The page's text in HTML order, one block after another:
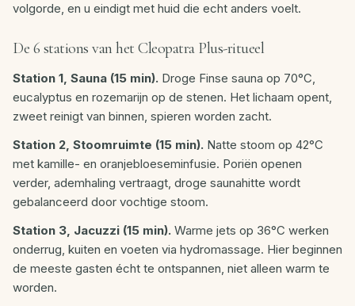
volgorde, en u eindigt met huid die echt anders voelt.
De 6 stations van het Cleopatra Plus-ritueel
Station 1, Sauna (15 min). Droge Finse sauna op 70°C,
eucalyptus en rozemarijn op de stenen. Het lichaam opent,
zweet reinigt van binnen, spieren worden zacht.
Station 2, Stoomruimte (15 min). Natte stoom op 42°C
met kamille- en oranjebloeseminfusie. Poriën openen
verder, ademhaling vertraagt, droge saunahitte wordt
gebalanceerd door vochtige stoom.
Station 3, Jacuzzi (15 min). Warme jets op 36°C werken
onderrug, kuiten en voeten via hydromassage. Hier beginnen
de meeste gasten écht te ontspannen, niet alleen warm te
worden.